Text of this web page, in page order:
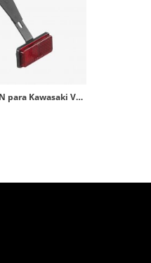
Portamatrículas Puig 7789N para Kawasaki Versys 650 (15-26)